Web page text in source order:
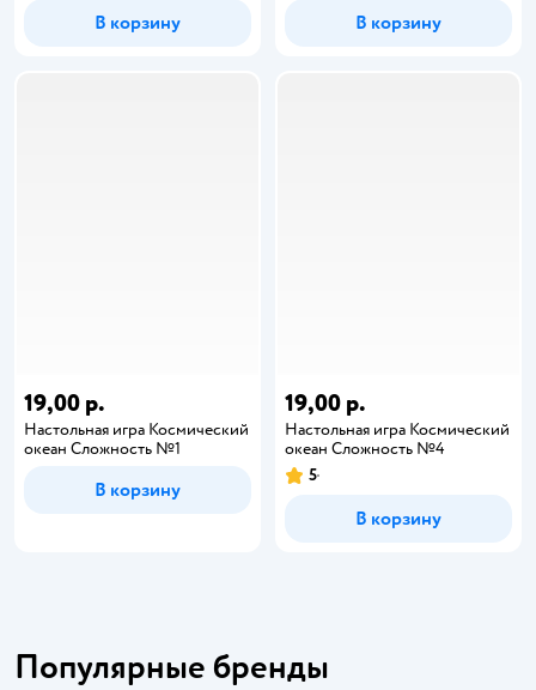
В корзину В корзину
19,00 р.
Настольная игра Космический
океан Сложность №1
В корзину
19,00 р.
Настольная игра Космический
океан Сложность №4
5
В корзину
Популярные бренды